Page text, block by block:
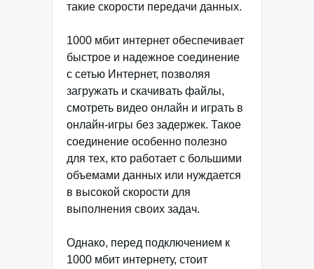
такие скорости передачи данных.
1000 мбит интернет обеспечивает
быстрое и надежное соединение
с сетью Интернет, позволяя
загружать и скачивать файлы,
смотреть видео онлайн и играть в
онлайн-игры без задержек. Такое
соединение особенно полезно
для тех, кто работает с большими
объемами данных или нуждается
в высокой скорости для
выполнения своих задач.
Однако, перед подключением к
1000 мбит интернету, стоит